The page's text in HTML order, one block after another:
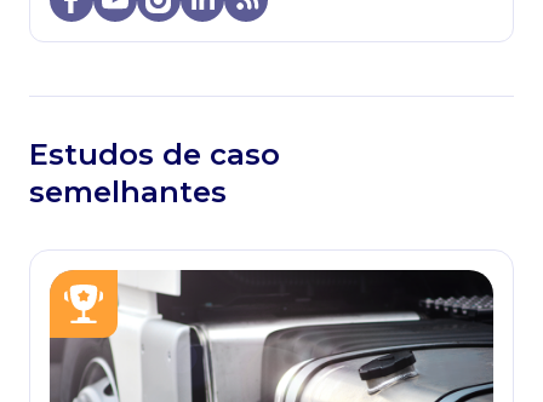
Estudos de caso
semelhantes